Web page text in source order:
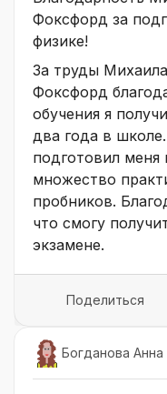
Фоксфорд за
физике!
За труды
Фоксфорд
обучения я
два года в
подготовил меня
множество
пробников.
что смогу
экзамене.
Поделиться
Богданова